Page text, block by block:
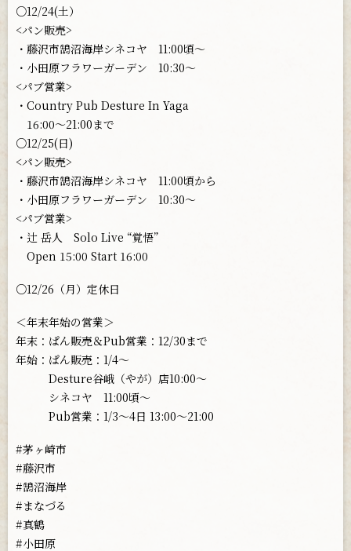
○12/24(土）
<パン販売>
・藤沢市鵠沼海岸シネコヤ 11:00頃〜
・小田原フラワーガーデン 10:30〜
<パブ営業>
・Country Pub Desture In Yaga
16:00〜21:00まで
○12/25(日)
<パン販売>
・藤沢市鵠沼海岸シネコヤ 11:00頃から
・小田原フラワーガーデン 10:30〜
<パブ営業>
・辻 岳人 Solo Live “覚悟”
Open 15:00 Start 16:00
○12/26（月）定休日
＜年末年始の営業＞
年末：ぱん販売＆Pub営業：12/30まで
年始：ぱん販売：1/4〜
Desture谷峨（やが）店10:00〜
シネコヤ 11:00頃〜
Pub営業：1/3〜4日 13:00〜21:00
#茅ヶ崎市
#藤沢市
#鵠沼海岸
#まなづる
#真鶴
#小田原